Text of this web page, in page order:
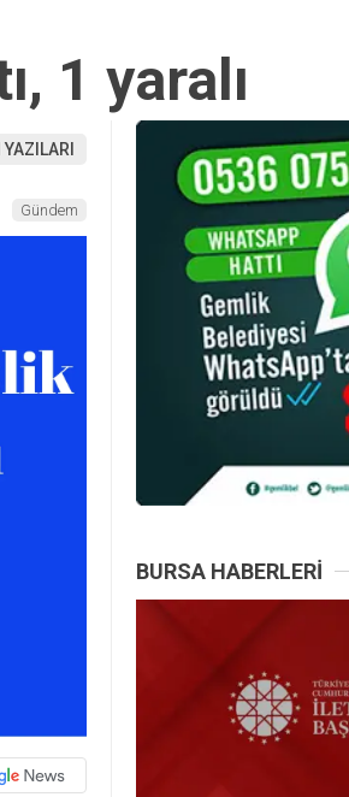
1 yaralı
YAZILARI
Gündem
BURSA HABERLERI